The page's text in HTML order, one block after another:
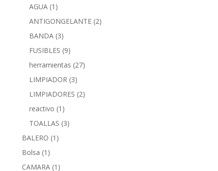
AGUA (1)
ANTIGONGELANTE (2)
BANDA (3)
FUSIBLES (9)
herramientas (27)
LIMPIADOR (3)
LIMPIADORES (2)
reactivo (1)
TOALLAS (3)
BALERO (1)
Bolsa (1)
CAMARA (1)